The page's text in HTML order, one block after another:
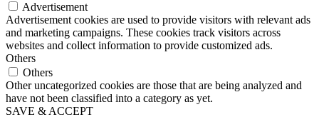
Advertisement
Advertisement cookies are used to provide visitors with relevant ads
and marketing campaigns. These cookies track visitors across
websites and collect information to provide customized ads.
Others
Others
Other uncategorized cookies are those that are being analyzed and
have not been classified into a category as yet.
SAVE & ACCEPT